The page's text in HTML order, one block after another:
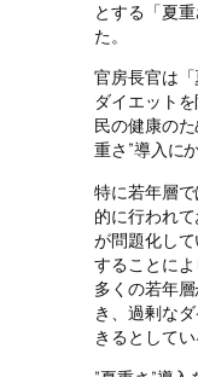
とする「夏
た。
官房長官は
ダイエット
民の健康の
重さ”導入に
特に若年層
的に行われ
が問題化し
することによ
多くの若年
き、過剰な
きるとしてい